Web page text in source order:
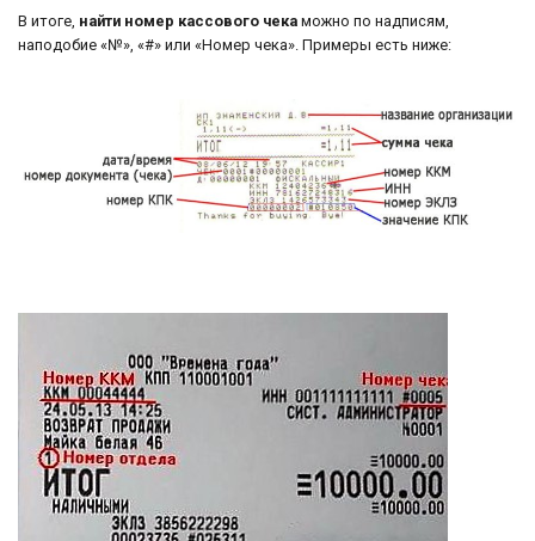
В итоге, найти номер кассового чека можно по надписям,
наподобие «№», «#» или «Номер чека». Примеры есть ниже: